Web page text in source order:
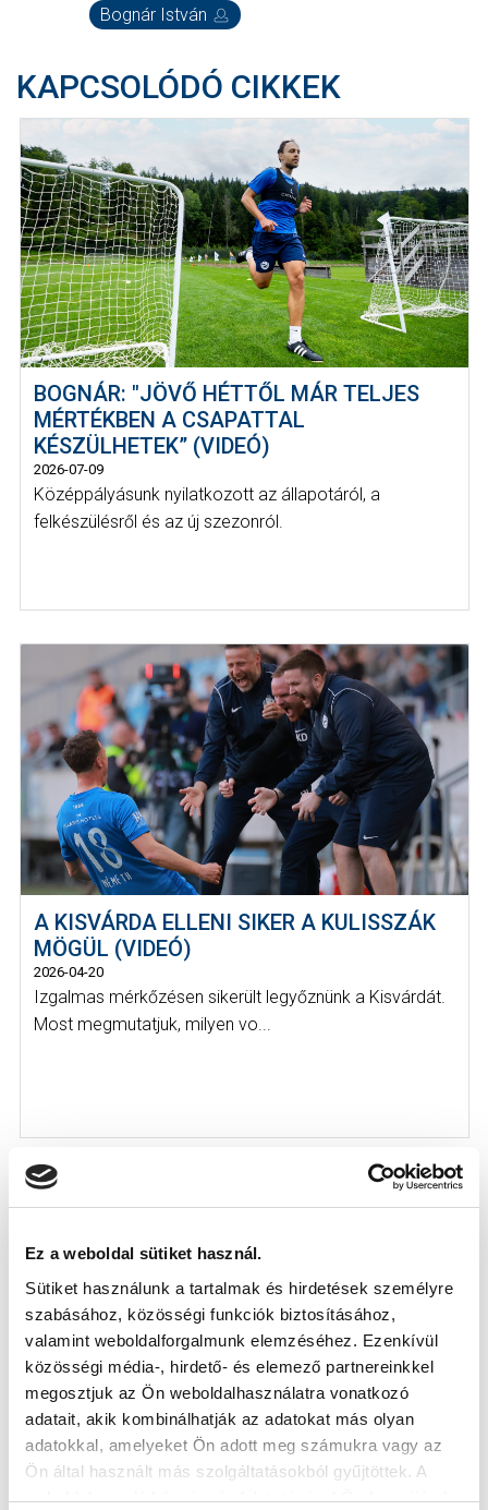
Ez a weboldal sütiket használ.
Sütiket használunk a tartalmak és hirdetések személyre
szabásához, közösségi funkciók biztosításához,
valamint weboldalforgalmunk elemzéséhez. Ezenkívül
közösségi média-, hirdető- és elemező partnereinkkel
megosztjuk az Ön weboldalhasználatra vonatkozó
adatait, akik kombinálhatják az adatokat más olyan
adatokkal, amelyeket Ön adott meg számukra vagy az
Ön által használt más szolgáltatásokból gyűjtöttek. A
weboldalon való böngészés folytatásával Ön hozzájárul a
Bognár István
KAPCSOLÓDÓ CIKKEK
BOGNÁR: "JÖVŐ HÉTTŐL MÁR TELJES
MÉRTÉKBEN A CSAPATTAL
KÉSZÜLHETEK” (VIDEÓ)
2026-07-09
Középpályásunk nyilatkozott az állapotáról, a
felkészülésről és az új szezonról.
A KISVÁRDA ELLENI SIKER A KULISSZÁK
MÖGÜL (VIDEÓ)
2026-04-20
Izgalmas mérkőzésen sikerült legyőznünk a Kisvárdát.
Most megmutatjuk, milyen vo...
KÉPGALÉRIA: MTK BUDAPEST - KISVÁRDA
MASTER GOOD 2-1